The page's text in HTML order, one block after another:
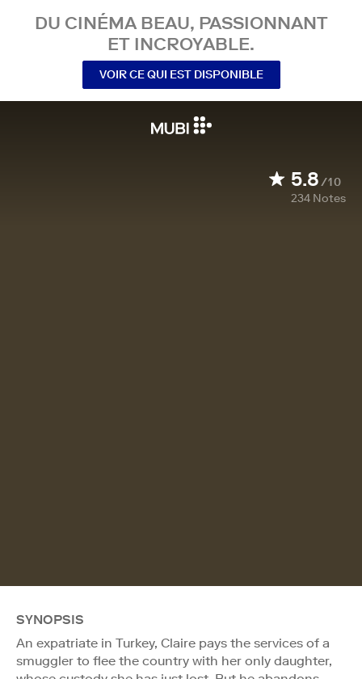
DU CINÉMA BEAU, PASSIONNANT
ET INCROYABLE.
VOIR CE QUI EST DISPONIBLE
5.8/10
234 Notes
SYNOPSIS
An expatriate in Turkey, Claire pays the services of a
smuggler to flee the country with her only daughter,